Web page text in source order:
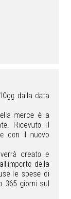
dalla data
merce è a
Ricevuto il
con il nuovo
creato e
della
le spese di
365 giorni sul